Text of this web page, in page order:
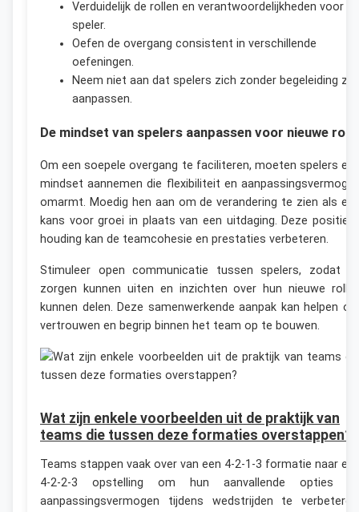
Verduidelijk de rollen en verantwoordelijkheden voor
speler.
Oefen de overgang consistent in verschillende
oefeningen.
Neem niet aan dat spelers zich zonder begeleiding
aanpassen.
De mindset van spelers aanpassen voor nieuwe
Om een soepele overgang te faciliteren, moeten spelers
mindset aannemen die flexibiliteit en
omarmt. Moedig hen aan om de verandering te zien als
kans voor groei in plaats van een uitdaging. Deze
houding kan de teamcohesie en prestaties verbeteren.
Stimuleer open communicatie tussen spelers, zodat
zorgen kunnen uiten en inzichten over hun nieuwe
kunnen delen. Deze samenwerkende aanpak kan helpen
vertrouwen en begrip binnen het team op te bouwen.
Wat zijn enkele voorbeelden uit de praktijk van
teams die tussen deze formaties overstappen?
Teams stappen vaak over van een 4-2-1-3 formatie naar
4-2-2-3 opstelling om hun aanvallende opties
aanpassingsvermogen tijdens wedstrijden te